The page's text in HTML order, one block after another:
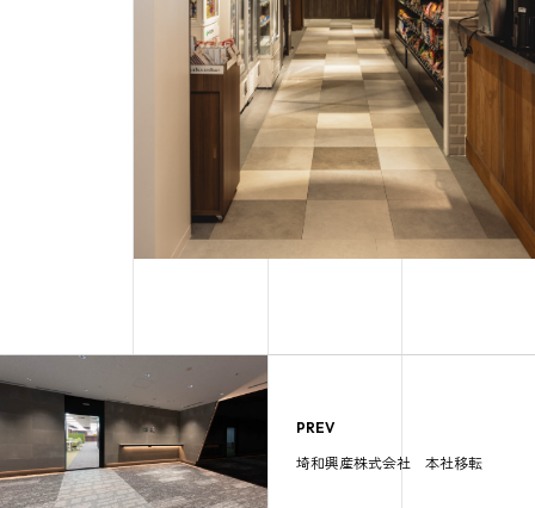
PREV
埼和興産株式会社 本社移転